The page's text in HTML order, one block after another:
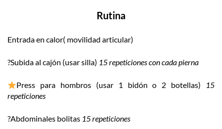
Rutina
Entrada en calor( movilidad articular)
?Subida al cajón (usar silla) 15 repeticiones con cada pierna
Press para hombros (usar 1 bidón o 2 botellas)
15
repeticiones
?Abdominales bolitas 15 repeticiones